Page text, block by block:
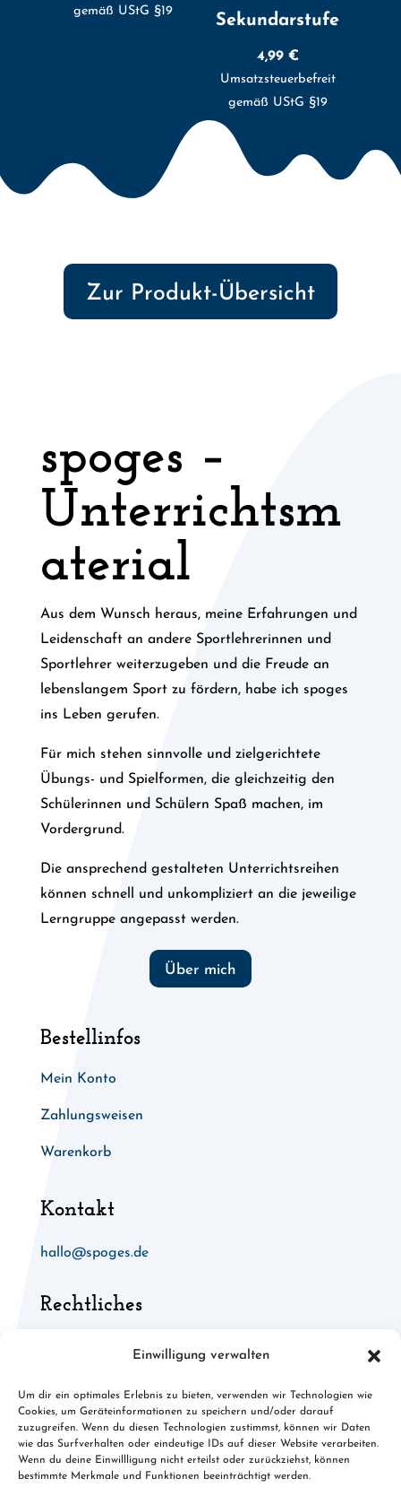
Einwilligung verwalten
Um dir ein optimales Erlebnis zu bieten, verwenden wir Technologien wie
Cookies, um Geräteinformationen zu speichern und/oder darauf
zuzugreifen. Wenn du diesen Technologien zustimmst, können wir Daten
wie das Surfverhalten oder eindeutige IDs auf dieser Website verarbeiten.
Wenn du deine Einwillligung nicht erteilst oder zurückziehst, können
bestimmte Merkmale und Funktionen beeinträchtigt werden.
gemäß UStG §19
Sekundarstufe
4,99 €
Umsatzsteuerbefreit
gemäß UStG §19
Zur Produkt-Übersicht
spoges –
Unterrichtsm
aterial
Aus dem Wunsch heraus, meine Erfahrungen und
Leidenschaft an andere Sportlehrerinnen und
Sportlehrer weiterzugeben und die Freude an
lebenslangem Sport zu fördern, habe ich spoges
ins Leben gerufen.
Für mich stehen sinnvolle und zielgerichtete
Übungs- und Spielformen, die gleichzeitig den
Schülerinnen und Schülern Spaß machen, im
Vordergrund.
Die ansprechend gestalteten Unterrichtsreihen
können schnell und unkompliziert an die jeweilige
Lerngruppe angepasst werden.
Über mich
Bestellinfos
Mein Konto
Zahlungsweisen
Warenkorb
Kontakt
hallo@spoges.de
Rechtliches
Allgemeine Geschäftsbedingungen
Cookies
Datenschutz